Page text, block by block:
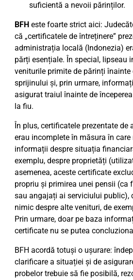
suficientă a nevoii părinților.
BFH este foarte strict aici:
că „certificatele de întreținere”
administrația locală (Indonezia)
părți esențiale. În special, lipseau
veniturile primite de părinți înainte
sprijinului și, prin urmare,
asigurat traiul înainte de
la fiu.
În plus, certificatele prezentate
erau incomplete în măsura în care
informații despre situația
exemplu, despre proprietăți
asemenea, aceste certificate
propriu și primirea unei pensii (ca
sau angajați ai serviciului public),
nimic despre alte venituri, de
Prin urmare, doar pe baza
certificate nu se putea
BFH acordă totuși o ușurare:
clarificare a situației și de
probelor trebuie să fie posibilă,